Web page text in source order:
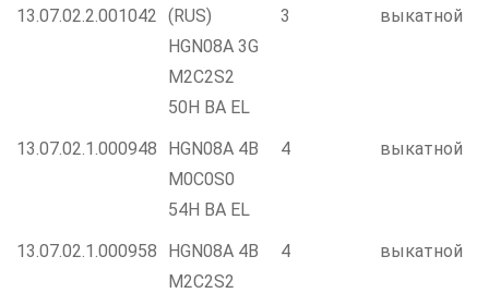
13.07.02.2.001042 (RUS)
HGN08A 3G
M2C2S2
50H BA EL
3 выкатной
13.07.02.1.000948
HGN08A 4B
M0C0S0
54H BA EL
4 выкатной
13.07.02.1.000958
HGN08A 4B
M2C2S2
4 выкатной